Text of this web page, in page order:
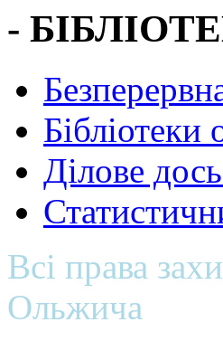
-
Бібліотеки
Ділове
Всі права
Ольжича